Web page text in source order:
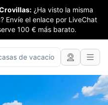
¿Ha visto la misma
Envíe el enlace por LiveChat
100 € más barato.